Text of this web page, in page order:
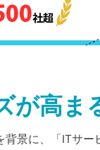
が高ま
景に、「ITサ